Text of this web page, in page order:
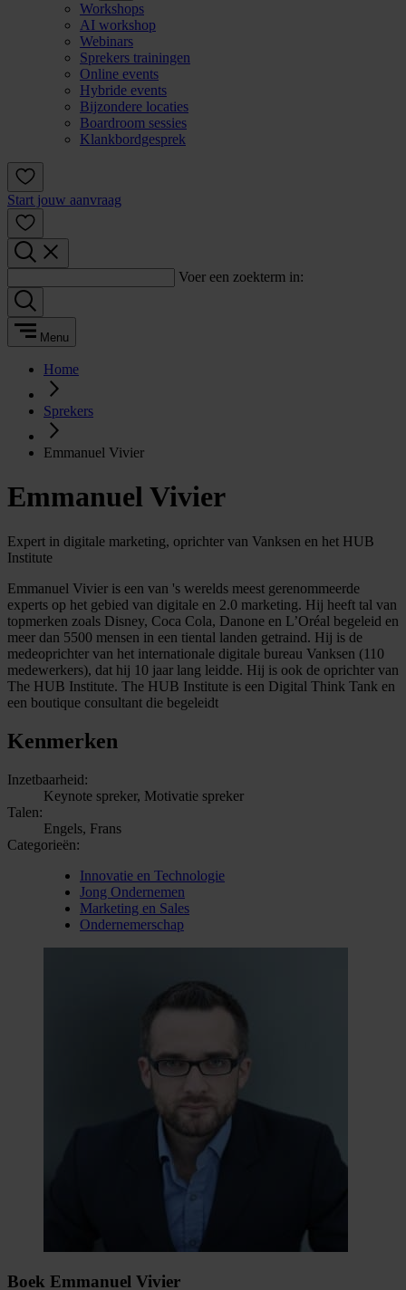
Workshops
AI workshop
Webinars
Sprekers trainingen
Online events
Hybride events
Bijzondere locaties
Boardroom sessies
Klankbordgesprek
Start jouw aanvraag
Voer een zoekterm in:
Menu
Home
Sprekers
Emmanuel Vivier
Emmanuel Vivier
Expert in digitale marketing, oprichter van Vanksen en het HUB
Institute
Emmanuel Vivier is een van 's werelds meest gerenommeerde
experts op het gebied van digitale en 2.0 marketing. Hij heeft tal van
topmerken zoals Disney, Coca Cola, Danone en L’Oréal begeleid en
meer dan 5500 mensen in een tiental landen getraind. Hij is de
medeoprichter van het internationale digitale bureau Vanksen (110
medewerkers), dat hij 10 jaar lang leidde. Hij is ook de oprichter van
The HUB Institute. The HUB Institute is een Digital Think Tank en
een boutique consultant die begeleidt
Kenmerken
Inzetbaarheid:
Keynote spreker, Motivatie spreker
Talen:
Engels, Frans
Categorieën:
Innovatie en Technologie
Jong Ondernemen
Marketing en Sales
Ondernemerschap
Boek Emmanuel Vivier